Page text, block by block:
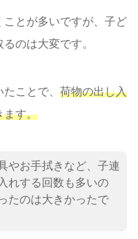
とが多いですが、子ど
のは大変です。
ことで、 荷物の出し入
ます。
やお手拭きなど、子連
れする回数も多いの
たのは大きかったで